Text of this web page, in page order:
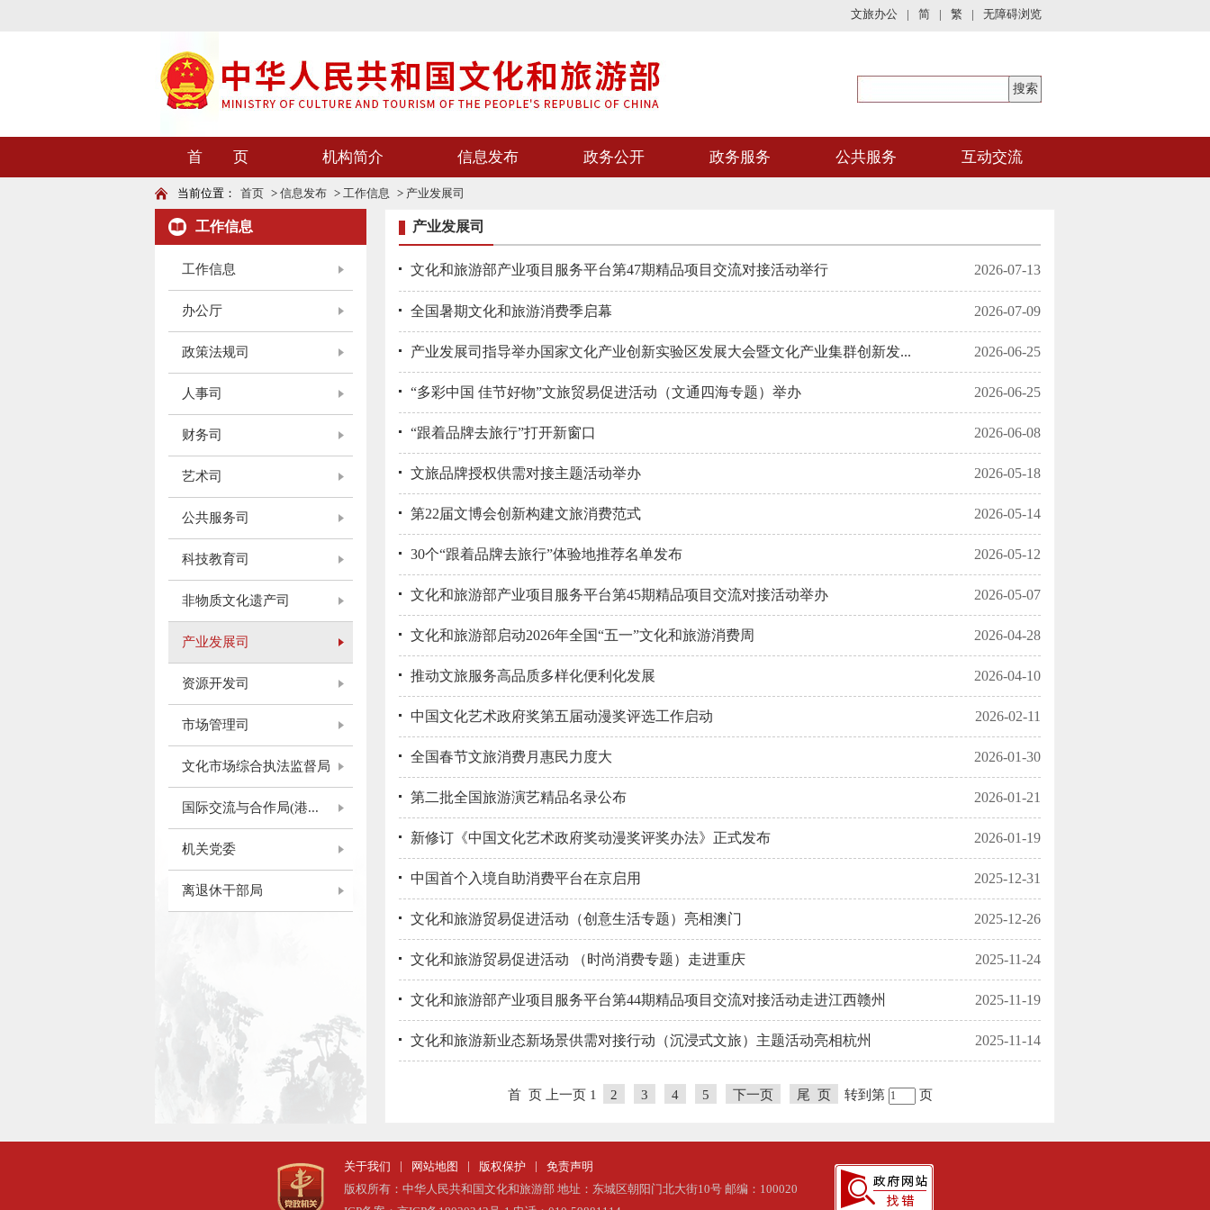
文旅办公 | 简 | 繁 | 无障碍浏览
首 页 机构简介 信息发布 政务公开 政务服务 公共服务 互动交流
当前位置： 首页 > 信息发布 > 工作信息 > 产业发展司
工作信息
工作信息
办公厅
政策法规司
人事司
财务司
艺术司
公共服务司
科技教育司
非物质文化遗产司
产业发展司
资源开发司
市场管理司
文化市场综合执法监督局
国际交流与合作局(港...
机关党委
离退休干部局
产业发展司
文化和旅游部产业项目服务平台第47期精品项目交流对接活动举行 2026-07-13
全国暑期文化和旅游消费季启幕 2026-07-09
产业发展司指导举办国家文化产业创新实验区发展大会暨文化产业集群创新发... 2026-06-25
“多彩中国 佳节好物”文旅贸易促进活动（文通四海专题）举办 2026-06-25
“跟着品牌去旅行”打开新窗口 2026-06-08
文旅品牌授权供需对接主题活动举办 2026-05-18
第22届文博会创新构建文旅消费范式 2026-05-14
30个“跟着品牌去旅行”体验地推荐名单发布 2026-05-12
文化和旅游部产业项目服务平台第45期精品项目交流对接活动举办 2026-05-07
文化和旅游部启动2026年全国“五一”文化和旅游消费周 2026-04-28
推动文旅服务高品质多样化便利化发展 2026-04-10
中国文化艺术政府奖第五届动漫奖评选工作启动 2026-02-11
全国春节文旅消费月惠民力度大 2026-01-30
第二批全国旅游演艺精品名录公布 2026-01-21
新修订《中国文化艺术政府奖动漫奖评奖办法》正式发布 2026-01-19
中国首个入境自助消费平台在京启用 2025-12-31
文化和旅游贸易促进活动（创意生活专题）亮相澳门 2025-12-26
文化和旅游贸易促进活动 （时尚消费专题）走进重庆 2025-11-24
文化和旅游部产业项目服务平台第44期精品项目交流对接活动走进江西赣州 2025-11-19
文化和旅游新业态新场景供需对接行动（沉浸式文旅）主题活动亮相杭州 2025-11-14
首 页 上一页 1 2 3 4 5 下一页 尾 页 转到第 页